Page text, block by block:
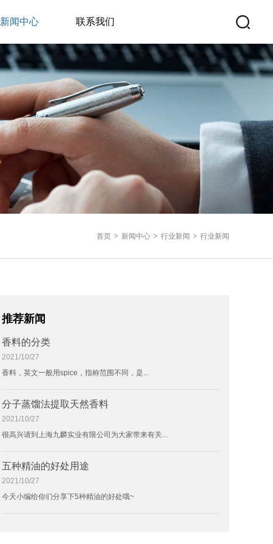
新闻中心 联系我们
首页 > 新闻中心 > 行业新闻 > 行业新闻
推荐新闻
香料的分类
2021/10/27
香料，英文一般用spice，指称范围不同，是...
分子蒸馏法提取天然香料
2021/10/27
很高兴请到上海九麟实业有限公司为大家带来有关...
五种精油的好处用途
2021/10/27
今天小编给你们分享下5种精油的好处哦~